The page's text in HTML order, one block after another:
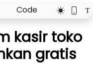
Code
kasir toko
gratis